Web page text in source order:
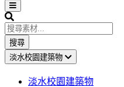
Open
sidebar
Search
搜尋
淡水校園建築物
淡水校園建築物